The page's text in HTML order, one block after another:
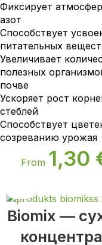
Фиксирует
азот
Способствует
питательных
Увеличивает
полезных
почве
Ускоряет рост
стеблей
Способствует
созреванию урожая
From 1,30
Biomix —